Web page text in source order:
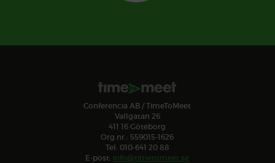
Conferencia AB / TimeToMeet
Vallgatan 26
411 16 Göteborg
Org.nr.: 559015-1626
Tel: 010-641 20 88
E-post: info@timetomeet.se